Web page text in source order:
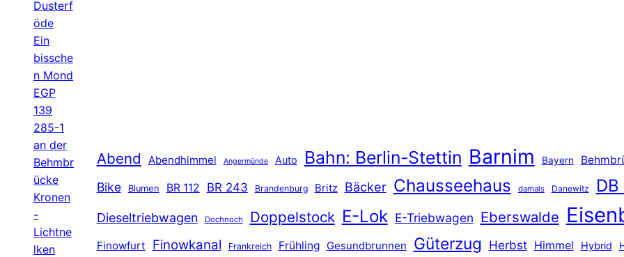
Dusterf
öde
Ein
bissche
n Mond
EGP
139
285-1
an der
Behmbr
ücke
Kronen
-
Lichtne
lken
Abend Abendhimmel Angermünde Auto Bahn: Berlin-Stettin Barnim Bayern
Bike Blumen BR 112 BR 243 Brandenburg Britz Bäcker Chausseehaus damals Danewitz DB
Dieseltriebwagen Dochnoch Doppelstock E-Lok E-Triebwagen Eberswalde
Finowfurt Finowkanal Frankreich Frühling Gesundbrunnen Güterzug Herbst Himmel Hybrid